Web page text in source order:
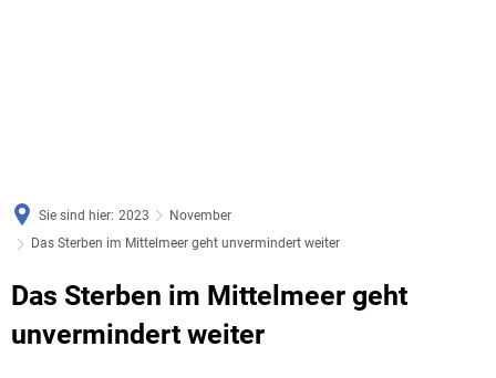
Sie sind hier: 2023
November
Das Sterben im Mittelmeer geht unvermindert weiter
Das Sterben im Mittelmeer geht
unvermindert weiter